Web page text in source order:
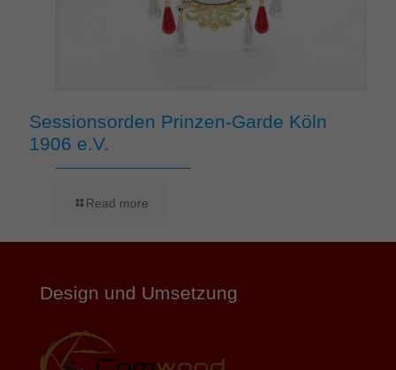
Sessionsorden Prinzen-Garde Köln
1906 e.V.
Read more
Design und Umsetzung